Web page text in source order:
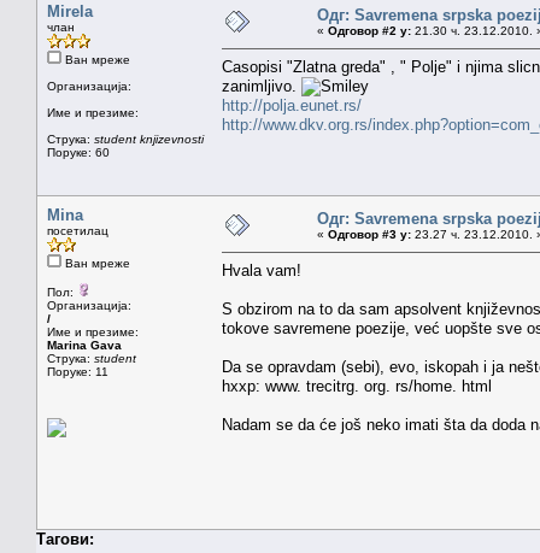
Mirela
члан
Ван мреже
Организација:
Име и презиме:
Струка: student knjizevnosti
Поруке: 60
Одг: Savremena srpska
« Одговор #2 у: 21.30 ч. 23.12.2010.
Casopisi "Zlatna greda" , " Polje" i njima
zanimljivo.
http://polja.eunet.rs/
http://www.dkv.org.rs/
Mina
посетилац
Ван мреже
Пол:
Организација:
/
Име и презиме:
Marina Gava
Струка: student
Поруке: 11
Одг: Savremena srpska
« Одговор #3 у: 23.27 ч. 23.12.2010.
Hvala vam!
S obzirom na to da sam apsolvent
tokove savremene poezije, već uopšte sve
Da se opravdam (sebi), evo, iskopah i ja
hxxp: www. trecitrg. org. rs/home. html
Nadam se da će još neko imati šta da doda
Тагови: